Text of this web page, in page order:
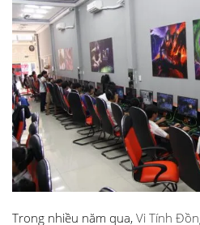
Trong nhiều năm qua, Vi Tính